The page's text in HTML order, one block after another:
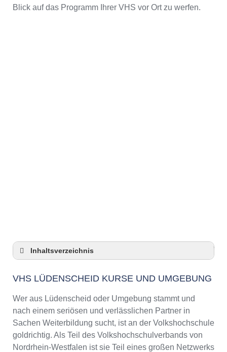
Blick auf das Programm Ihrer VHS vor Ort zu werfen.
Anzeige
Inhaltsverzeichnis
VHS Lüdenscheid – Öffnungszeiten und
Top-Kurse an der Abendschule Lüdenscheid
Online-Kurse – Alternative Angebote zu einem
Kurs an der VHS
Top-Kurse an der Abendschule Lüdenscheid
VHS LÜDENSCHEID KURSE UND UMGEBUNG
Wer aus Lüdenscheid oder Umgebung stammt und
nach einem seriösen und verlässlichen Partner in
Sachen Weiterbildung sucht, ist an der Volkshochschule
goldrichtig. Als Teil des Volkshochschulverbands von
Nordrhein-Westfalen ist sie Teil eines großen Netzwerks